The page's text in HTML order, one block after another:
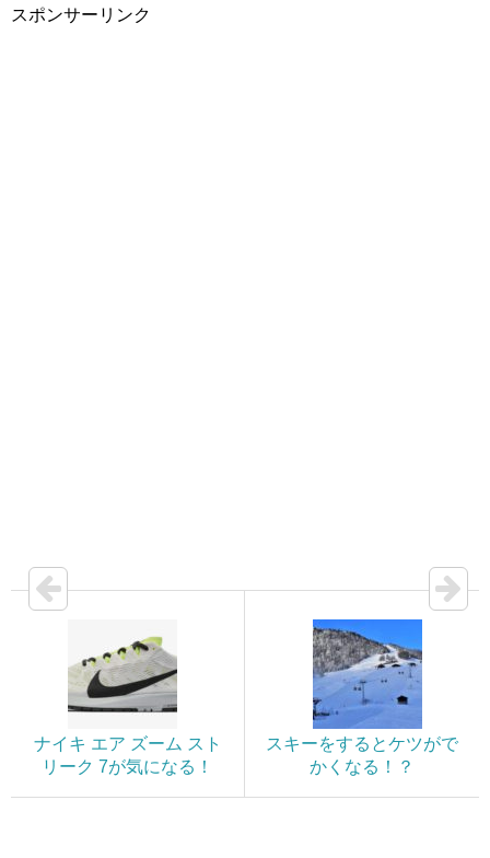
スポンサーリンク
ナイキ エア ズーム スト
リーク 7が気になる！
スキーをするとケツがで
かくなる！？